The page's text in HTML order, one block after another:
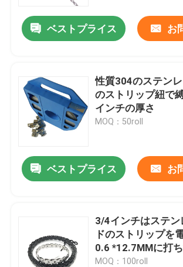
ベストプライス お
性質304のステン
のストリップ紐で
インチの厚さ
MOQ：50roll
ベストプライス お
3/4インチはステン
ドのストリップを
0.6 *12.7MMに打
MOQ：100roll